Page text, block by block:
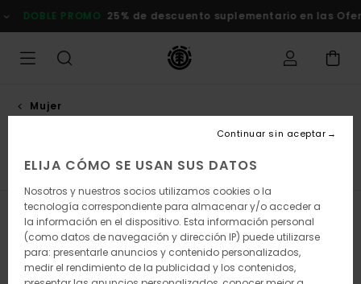
a
la
productos
25% de descuento suplementario en las Ofertas Comprar
Mujer
Ropa Colecciones
Filtrar y Ordenar Resultados
Saltar
ELIJA CÓMO SE USAN SUS DATOS
Nosotros y nuestros socios utilizamos cookies o la
tecnología correspondiente para almacenar y/o acceder a
la información en el dispositivo. Esta información personal
(como datos de navegación y dirección IP) puede utilizarse
para: presentarle anuncios y contenido personalizados,
medir el rendimiento de la publicidad y los contenidos,
Continuar sin aceptar